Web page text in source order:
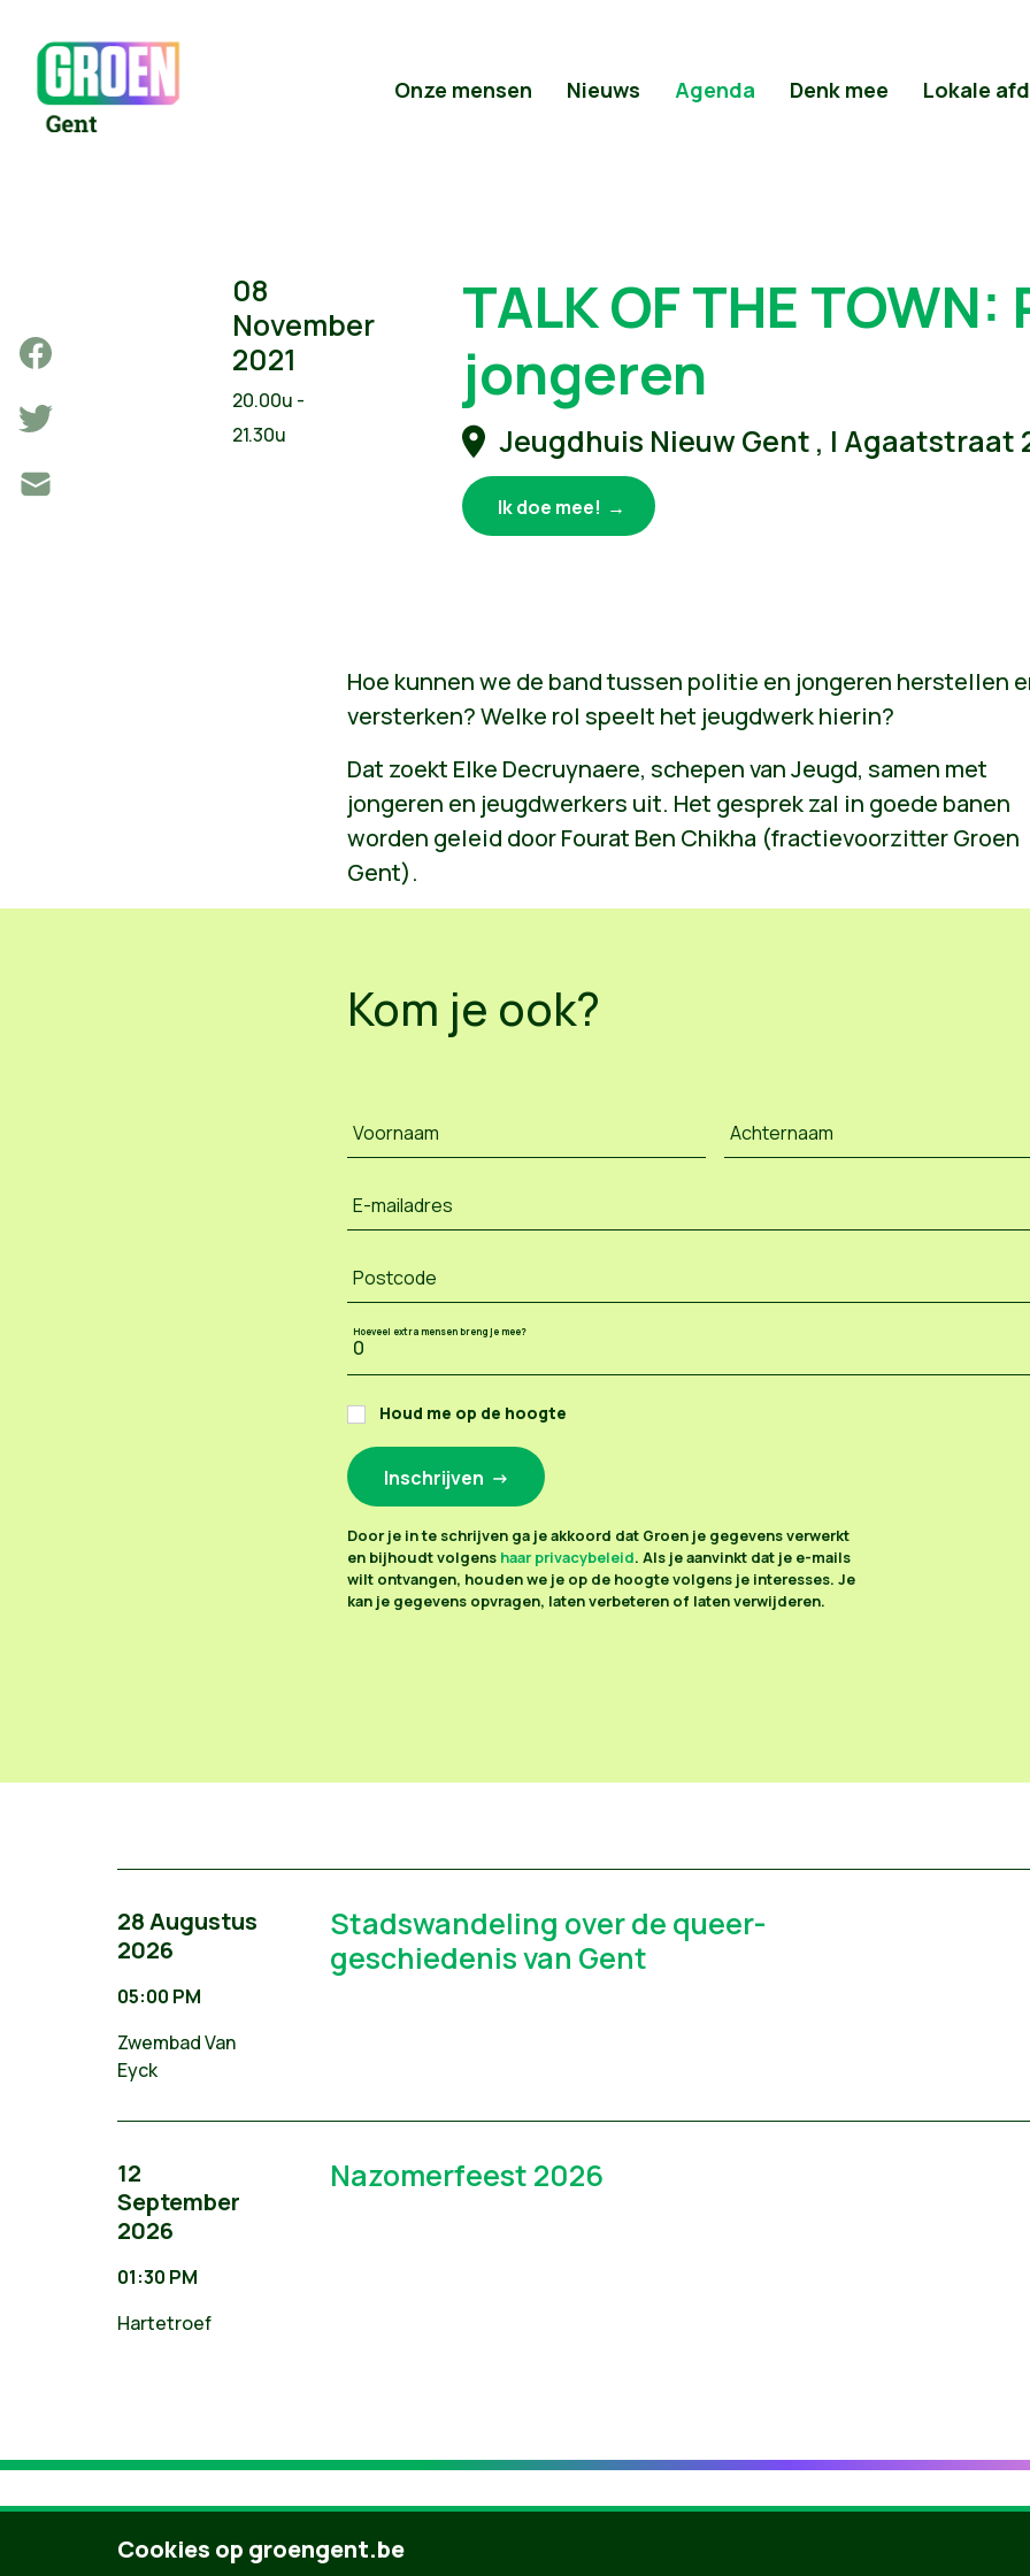
Onze mensen Nieuws Agenda Denk mee Lokale
08
November
2021
20.00u -
21.30u
TALK OF THE
jongeren
Jeugdhuis Nieuw Gent , | Agaatstraat
Ik doe mee!
Hoe kunnen we de band tussen politie en jongeren herstellen
versterken? Welke rol speelt het jeugdwerk hierin?
Dat zoekt Elke Decruynaere, schepen van Jeugd, samen met
jongeren en jeugdwerkers uit. Het gesprek zal in goede banen
worden geleid door Fourat Ben Chikha (fractievoorzitter Groen
Gent).
Kom je ook?
Voornaam Achternaam
E-mailadres
Postcode
Hoeveel extra mensen breng je mee?
Houd me op de hoogte
Door je in te schrijven ga je akkoord dat Groen je gegevens verwerkt
en bijhoudt volgens haar privacybeleid. Als je aanvinkt dat je e-mails
wilt ontvangen, houden we je op de hoogte volgens je interesses. Je
kan je gegevens opvragen, laten verbeteren of laten verwijderen.
28 Augustus
2026
05:00 PM
Zwembad Van
Eyck
Stadswandeling over de queer-
geschiedenis van Gent
12
September
2026
01:30 PM
Hartetroef
Nazomerfeest 2026
Cookies op groengent.be